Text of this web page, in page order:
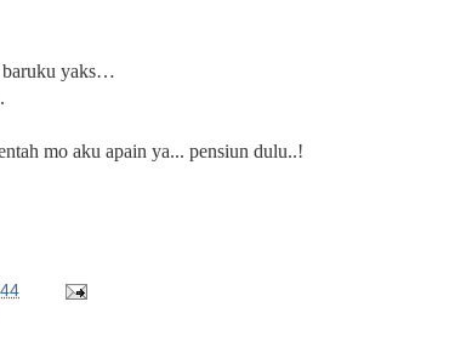
baruku yaks…
mo aku apain ya... pensiun dulu..!